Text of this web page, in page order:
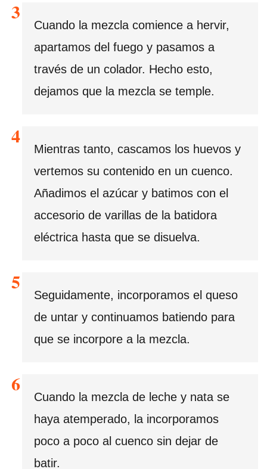
Cuando la mezcla comience a hervir,
apartamos del fuego y pasamos a
través de un colador. Hecho esto,
dejamos que la mezcla se temple.
Mientras tanto, cascamos los huevos y
vertemos su contenido en un cuenco.
Añadimos el azúcar y batimos con el
accesorio de varillas de la batidora
eléctrica hasta que se disuelva.
Seguidamente, incorporamos el queso
de untar y continuamos batiendo para
que se incorpore a la mezcla.
Cuando la mezcla de leche y nata se
haya atemperado, la incorporamos
poco a poco al cuenco sin dejar de
batir.